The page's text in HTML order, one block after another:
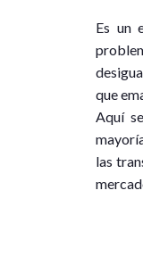
Es un
que
Aquí
las